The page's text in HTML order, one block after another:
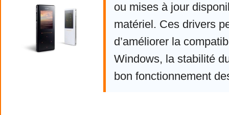
ou mises à jour
matériel. Ces drivers
d’améliorer la
Windows, la stabilité
bon fonctionnement